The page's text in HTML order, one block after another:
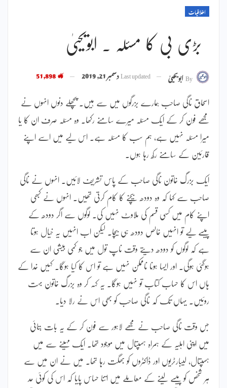
اخلاقیات
بڑی بی کا مسئلہ ۔ ابویحییٰ
Byابویحییٰ Last updatedدسمبر 21, 2019
اسحاق ناگی صاحب ہمارے بزرگوں میں سے ہیں۔ پچھلے دنوں انہوں نے
مجھے فون کر کے ایک مسئلہ میرے سامنے رکھا۔ وہ مسئلہ صرف ان کا یا
میرا مسئلہ نہیں ہے، ہم سب کا مسئلہ ہے۔ اس لیے میں اسے اپنے
قارئین کے سامنے رکھ رہا ہوں۔
ایک بزرگ خاتون ناگی صاحب کے پاس تشریف لائیں۔ انہوں نے ناگی
صاحب سے کہا کہ وہ دودھ بیچنے کا کام کرتی تھیں۔ انہوں نے کبھی
اپنے کام میں کسی قسم کی ملاوٹ نہیں کی۔ لوگوں سے اگر دودھ کے
پیسے لیے تو انہیں خالص دودھ ہی بیچا۔ لیکن اب انہیں یہ خیال ہوتا
ہے کہ لوگوں کو دودھ دیتے وقت ناپ تول میں جو کمی بیشی ان سے
ہوگئی ہوگی۔ اور ایسا ہونا ناممکن نہیں ہے تو اس کا کیا ہوگا۔ کہیں خدا کے
ہاں اس کا حساب کتاب تو نہیں ہوگا۔ یہ کہہ کر وہ بزرگ خاتون بہت
روئیں۔ یہاں تک کہ ناگی صاحب کو بھی اس نے رلا دیا۔
جس وقت ناگی صاحب نے مجھے لاہور سے فون کر کے یہ بات بتائی
میں اپنی اہلیہ کے ہمراہ ہسپتال میں موجود تھا۔ ایک مہینے سے میں
ہسپتال، لیبارٹریوں اور ڈاکٹروں کو بھگت رہا تھا۔ میں نے ان میں سے
ہر شخص کو پیسے لینے کے معاملے میں اتنا حساس پایا کہ اس کی کوئی حد